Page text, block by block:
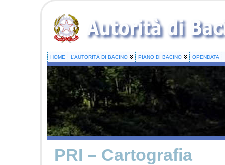
HOME L’AUTORITÀ DI BACINO PIANO DI BACINO OPENDATA
PRI – Cartografia